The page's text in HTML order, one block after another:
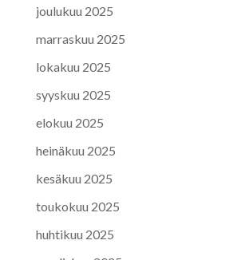
joulukuu 2025
marraskuu 2025
lokakuu 2025
syyskuu 2025
elokuu 2025
heinäkuu 2025
kesäkuu 2025
toukokuu 2025
huhtikuu 2025